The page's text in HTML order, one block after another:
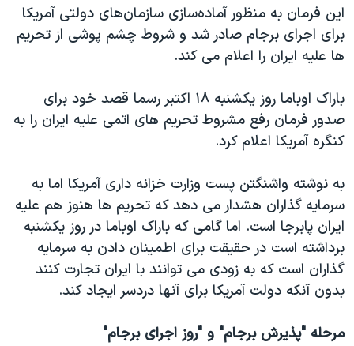
صفحه‌های ویژه
سفر پرزیدنت ترامپ به چین
این فرمان به منظور آماده‌سازی سازمان‌های دولتی آمریکا
برای اجرای برجام صادر شد و شروط چشم پوشی از تحریم
ها علیه ایران را اعلام می کند.
باراک اوباما روز یکشنبه ۱۸ اکتبر رسما قصد خود برای
صدور فرمان رفع مشروط تحریم های اتمی علیه ایران را به
کنگره آمریکا اعلام کرد.
به نوشته واشنگتن پست وزارت خزانه داری آمریکا اما به
سرمایه گذاران هشدار می دهد که تحریم ها هنوز هم علیه
ایران پابرجا است. اما گامی که باراک اوباما در روز یکشنبه
برداشته است در حقیقت برای اطمینان دادن به سرمایه
گذاران است که به زودی می توانند با ایران تجارت کنند
بدون آنکه دولت آمریکا برای آنها دردسر ایجاد کند.
مرحله "پذیرش برجام" و "روز اجرای برجام"